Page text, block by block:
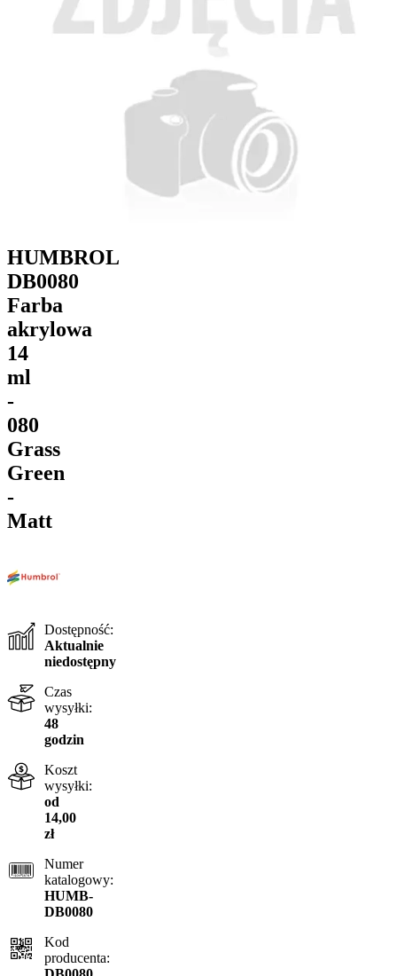
HUMBROL
DB0080
Farba
akrylowa
14
ml
-
080
Grass
Green
-
Matt
Dostępność:
Aktualnie
niedostępny
Czas
wysyłki:
48
godzin
Koszt
wysyłki:
od
14,00
zł
Numer
katalogowy:
HUMB-
DB0080
Kod
producenta: